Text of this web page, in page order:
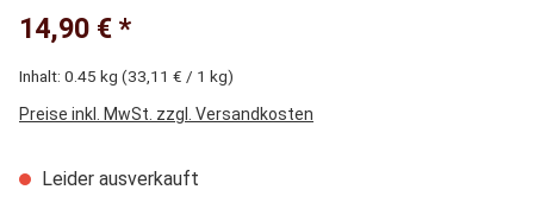
14,90 € *
Inhalt: 0.45 kg (33,11 € / 1 kg)
Preise inkl. MwSt. zzgl. Versandkosten
Leider ausverkauft